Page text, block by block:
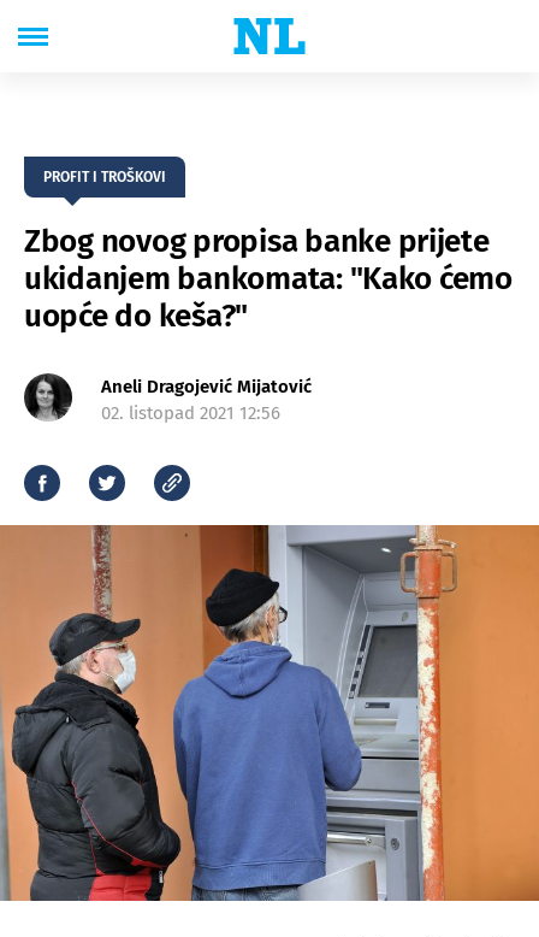
PROFIT I TROŠKOVI
Zbog novog propisa banke prijete
ukidanjem bankomata: "Kako ćemo
uopće do keša?"
Aneli Dragojević Mijatović
02. listopad 2021 12:56